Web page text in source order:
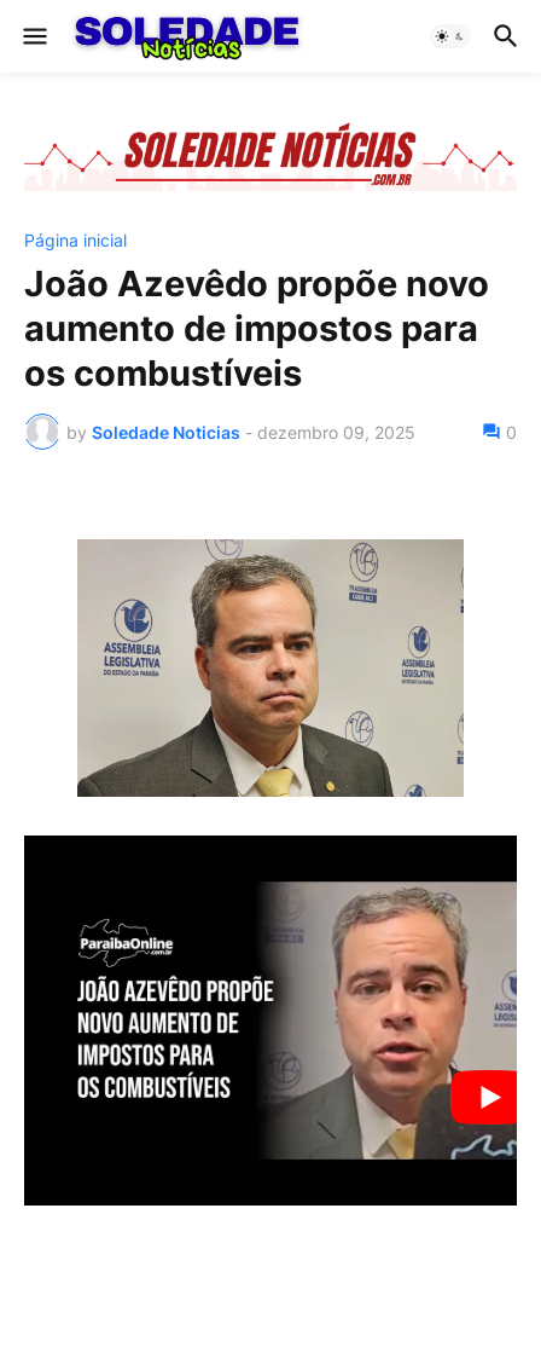
Página inicial
João Azevêdo propõe novo
aumento de impostos para
os combustíveis
by Soledade Noticias - dezembro 09, 2025 0